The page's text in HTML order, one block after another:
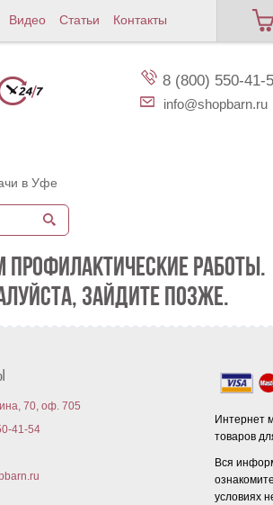
Видео Статьи Контакты
в Уфе
8 (800) 550-41-
info@shopbarn.ru
РАБОТЫ.
ЗАЙДИТЕ ПОЗЖЕ.
70, оф. 705
41-54
Интернет
товаров
Вся
условиях